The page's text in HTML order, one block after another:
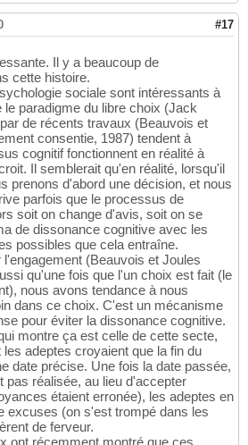
#17
Il y a beaucoup de
cette histoire.
sociale sont intéressants à
paradigme du libre choix (Jack
de récents travaux (Beauvois et
consentie, 1987) tendent à
cognitif fonctionnent en réalité à
Il semblerait qu'en réalité, lorsqu'il
prenons d'abord une décision, et nous
parfois que le processus de
soit on change d'avis, soit on se
de dissonance cognitive avec les
possibles que cela entraîne.
(Beauvois et Joules
qu'une fois que l'un choix est fait (le
nous avons tendance à nous
dans ce choix. C'est un mécanisme
pour éviter la dissonance cognitive.
montre ça est celle de cette secte,
adeptes croyaient que la fin du
date précise. Une fois la date passée,
pas réalisée, au lieu d'accepter
étaient erronée), les adeptes en
excuses (on s'est trompé dans les
de ferveur.